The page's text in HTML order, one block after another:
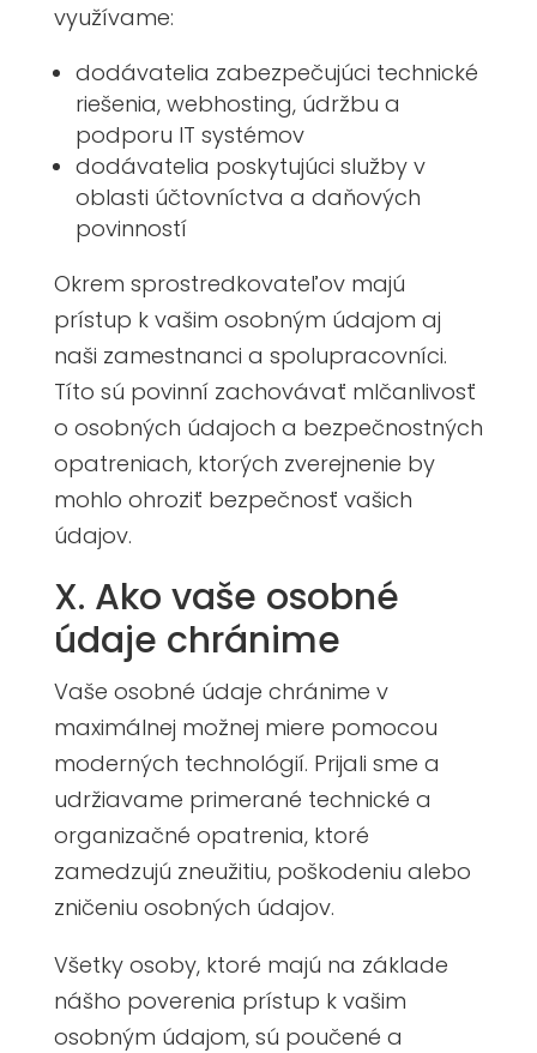
využívame:
dodávatelia zabezpečujúci technické
riešenia, webhosting, údržbu a
podporu IT systémov
dodávatelia poskytujúci služby v
oblasti účtovníctva a daňových
povinností
Okrem sprostredkovateľov majú
prístup k vašim osobným údajom aj
naši zamestnanci a spolupracovníci.
Títo sú povinní zachovávať mlčanlivosť
o osobných údajoch a bezpečnostných
opatreniach, ktorých zverejnenie by
mohlo ohroziť bezpečnosť vašich
údajov.
X. Ako vaše osobné
údaje chránime
Vaše osobné údaje chránime v
maximálnej možnej miere pomocou
moderných technológií. Prijali sme a
udržiavame primerané technické a
organizačné opatrenia, ktoré
zamedzujú zneužitiu, poškodeniu alebo
zničeniu osobných údajov.
Všetky osoby, ktoré majú na základe
nášho poverenia prístup k vašim
osobným údajom, sú poučené a